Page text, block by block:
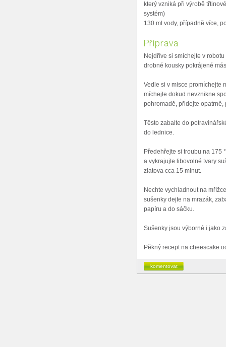
který vzniká při výrobě
systém)
130 ml vody, případně více,
Příprava
Nejdříve si smíchejte v
drobné kousky pokrájené
Vedle si v misce promíchejte
míchejte dokud nevznikne
pohromadě, přidejte opatrně,
Těsto zabalte do
do lednice.
Předehřejte si troubu na 175
a vykrajujte libovolné tvary
zlatova cca 15 minut.
Nechte vychladnout na
sušenky dejte na mrazák,
papíru a do sáčku.
Sušenky jsou výborné i jako
Pěkný recept na cheescake
komentovat